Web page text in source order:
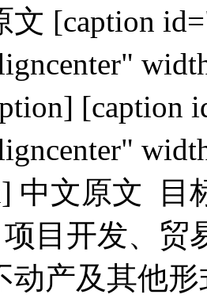
[caption
[caption
中文原文 目
项目开发、贸
动产及其他